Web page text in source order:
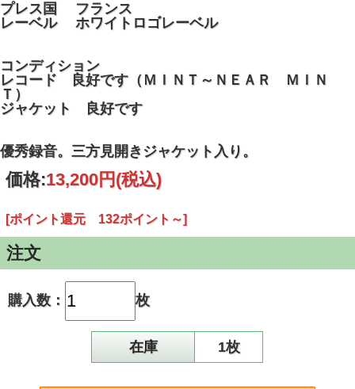
プレス国 フランス
レーベル ホワイトロゴレーベル
コンディション
レコード 良好です（ＭＩＮＴ～ＮＥＡＲ ＭＩＮ
Ｔ）
ジャケット 良好です
優秀録音。三方見開きジャケット入り。
価格:13,200円 (税込)
[ポイント還元 132ポイント～]
注文
購入数： 枚
在庫 1枚